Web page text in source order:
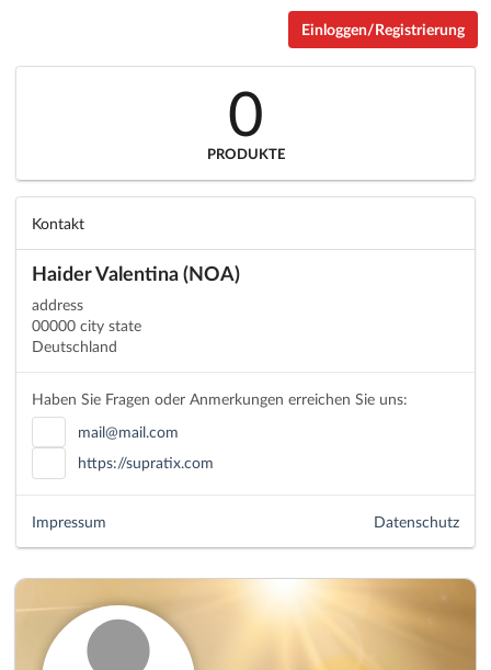
Einloggen/Registrierung
0
PRODUKTE
Kontakt
Haider Valentina (NOA)
address
00000 city state
Deutschland
Haben Sie Fragen oder Anmerkungen erreichen Sie uns:
mail@mail.com
https://supratix.com
Datenschutz
Impressum